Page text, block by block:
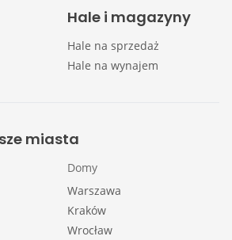
Hale i magazyny
Hale na sprzedaż
Hale na wynajem
miasta
Domy
Warszawa
Kraków
Wrocław